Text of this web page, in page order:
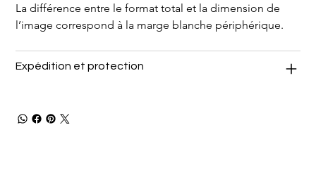
La différence entre le format total et la dimension de
l’image correspond à la marge blanche périphérique.
Expédition et protection